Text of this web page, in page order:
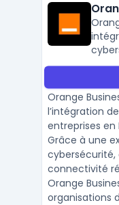
Orange
l’intégration
entreprises en
Grâce à une
cybersécurité,
connectivité
Orange
organisations